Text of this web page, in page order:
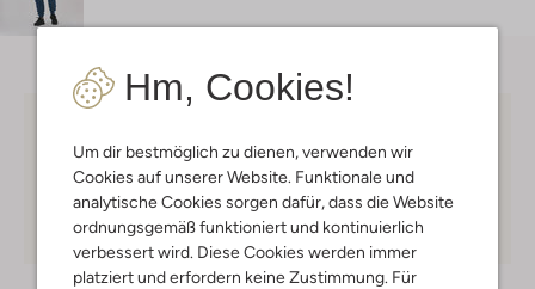
Hm, Cookies!
Um dir bestmöglich zu dienen, verwenden wir
Cookies auf unserer Website. Funktionale und
analytische Cookies sorgen dafür, dass die Website
ordnungsgemäß funktioniert und kontinuierlich
verbessert wird. Diese Cookies werden immer
platziert und erfordern keine Zustimmung. Für
Mitglieder in Deutschland
Kauf auf Rechnung 30 TagenRückgaberecht